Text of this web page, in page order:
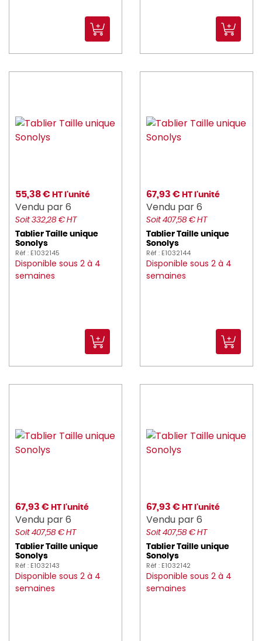
55,38 € HT l'unité
Vendu par 6
Soit 332,28 € HT
Tablier Taille unique
Sonolys
Réf : E1032145
Disponible sous 2 à 4
semaines
67,93 € HT l'unité
Vendu par 6
Soit 407,58 € HT
Tablier Taille unique
Sonolys
Réf : E1032144
Disponible sous 2 à 4
semaines
67,93 € HT l'unité
Vendu par 6
Soit 407,58 € HT
Tablier Taille unique
Sonolys
Réf : E1032143
Disponible sous 2 à 4
semaines
67,93 € HT l'unité
Vendu par 6
Soit 407,58 € HT
Tablier Taille unique
Sonolys
Réf : E1032142
Disponible sous 2 à 4
semaines